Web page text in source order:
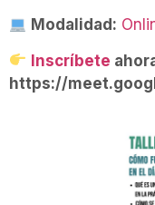
Modalidad:
Inscríbete
https://